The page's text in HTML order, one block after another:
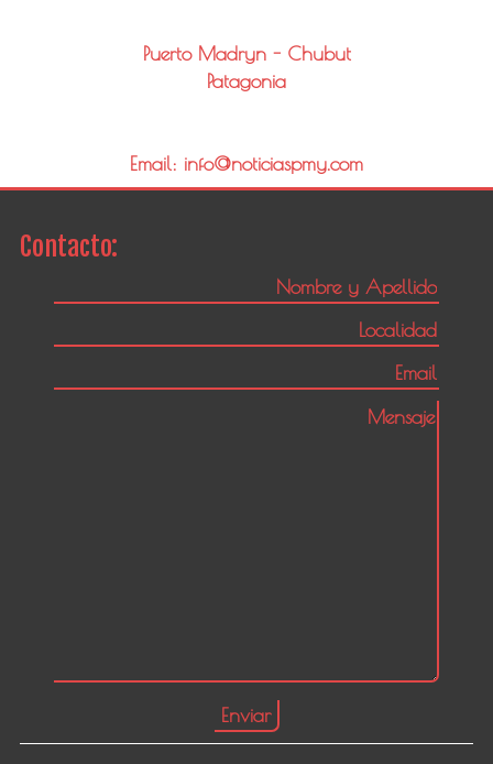
Puerto Madryn - Chubut
Patagonia
Email: info@noticiaspmy.com
Contacto: